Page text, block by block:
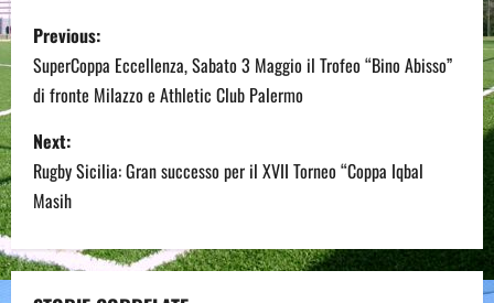
P
o
s
t
n
a
Previous:
SuperCoppa Eccellenza, Sabato 3 Maggio il Trofeo “Bino Abisso”
di fronte Milazzo e Athletic Club Palermo
Next:
Rugby Sicilia: Gran successo per il XVII Torneo “Coppa Iqbal
Masih